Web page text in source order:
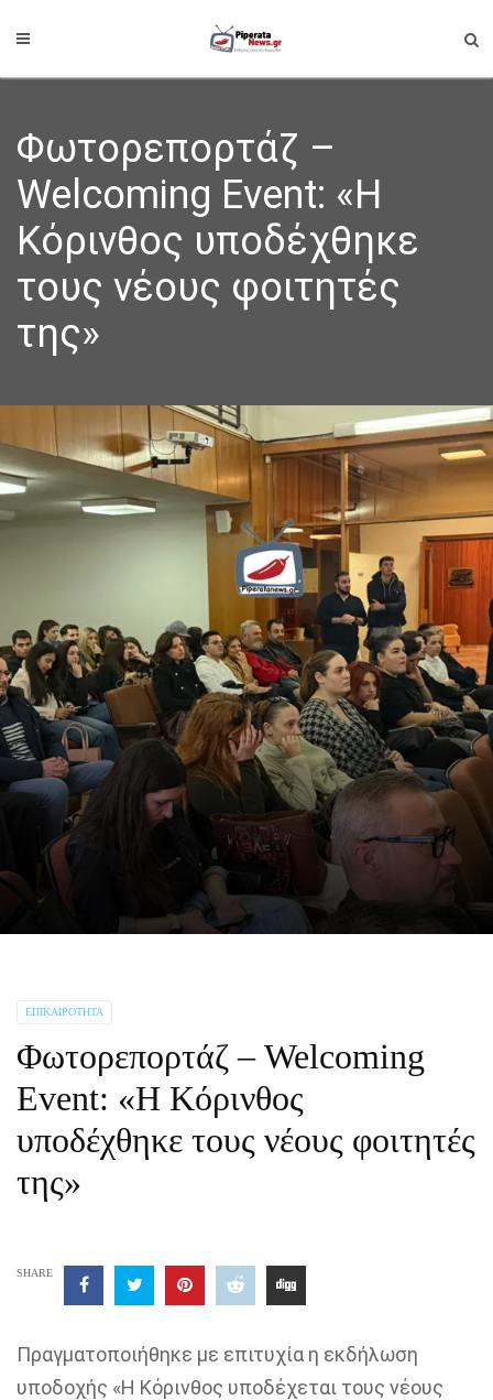
Φωτορεπορτάζ –
Welcoming Event: «Η
Κόρινθος υποδέχθηκε
τους νέους φοιτητές
της»
ΕΠΙΚΑΙΡΌΤΗΤΑ
Φωτορεπορτάζ – Welcoming
Event: «Η Κόρινθος
υποδέχθηκε τους νέους φοιτητές
της»
SHARE
Πραγματοποιήθηκε με επιτυχία η εκδήλωση
υποδοχής «Η Κόρινθος υποδέχεται τους νέους